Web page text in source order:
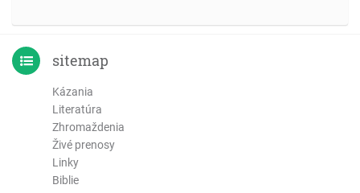
sitemap
Kázania
Literatúra
Zhromaždenia
Živé prenosy
Linky
Biblie